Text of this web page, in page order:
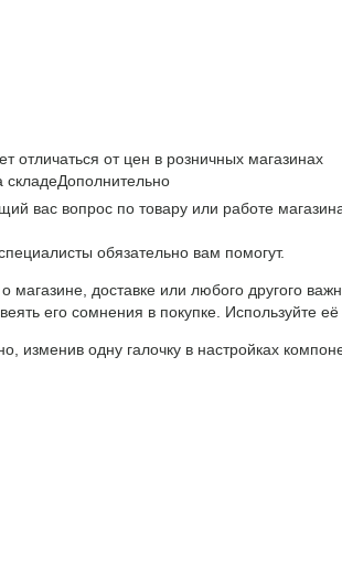
отличаться от цен в розничных магазинах
складеДополнительно
вас вопрос по товару или работе
обязательно вам помогут.
доставке или любого другого
его сомнения в покупке. Используйте
изменив одну галочку в настройках